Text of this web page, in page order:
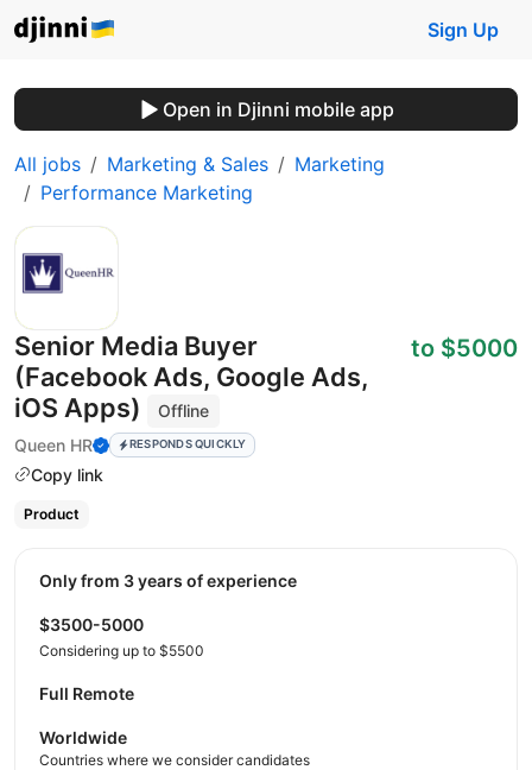
Sign Up
Open in Djinni mobile app
All jobs Marketing & Sales
Marketing
Performance Marketing
Senior Media Buyer
(Facebook Ads, Google Ads,
iOS Apps)
Offline
Queen HR
RESPONDS QUICKLY
Copy link
to $5000
Product
Only from 3 years of experience
$3500-5000
Considering up to $5500
Full Remote
Worldwide
Countries where we consider candidates